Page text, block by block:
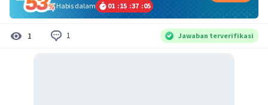
Habis dalam
01 :15 :37 :05
1 1 Jawaban terverifikasi